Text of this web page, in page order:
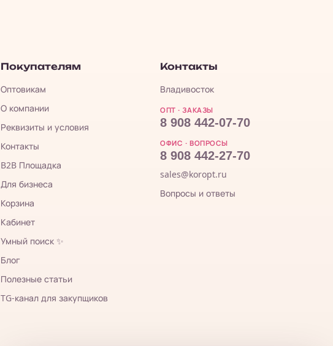
Покупателям
Оптовикам
О компании
Реквизиты и условия
Контакты
B2B Площадка
Для бизнеса
Корзина
Кабинет
Умный поиск ✨
Блог
Полезные статьи
TG-канал для закупщиков
Контакты
Владивосток
ОПТ · ЗАКАЗЫ
8 908 442-07-70
ОФИС · ВОПРОСЫ
8 908 442-27-70
sales@koropt.ru
Вопросы и ответы